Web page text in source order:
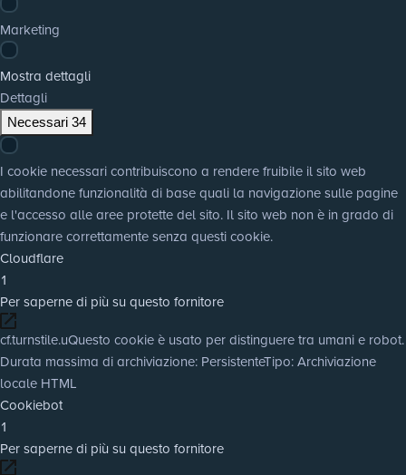
Marketing
Mostra dettagli
Dettagli
Necessari 34
I cookie necessari contribuiscono a rendere fruibile il sito web
abilitandone funzionalità di base quali la navigazione sulle pagine
e l'accesso alle aree protette del sito. Il sito web non è in grado di
funzionare correttamente senza questi cookie.
Cloudflare
1
Per saperne di più su questo fornitore
cf.turnstile.uQuesto cookie è usato per distinguere tra umani e robot.
Durata massima di archiviazione: PersistenteTipo: Archiviazione
locale HTML
Cookiebot
1
Per saperne di più su questo fornitore